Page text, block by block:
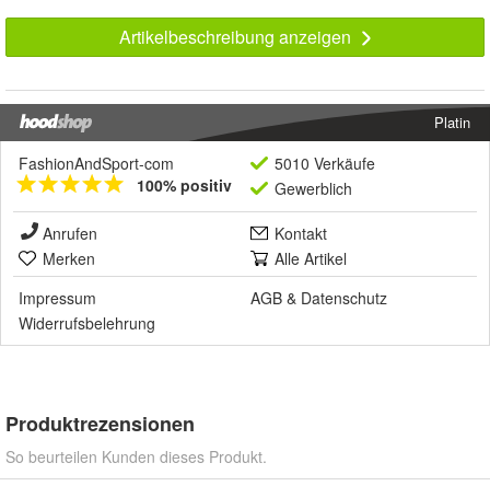
Artikelbeschreibung anzeigen
Platin
FashionAndSport-com
100% positiv
5010 Verkäufe
Gewerblich
Anrufen
Kontakt
Merken
Alle Artikel
Impressum
AGB & Datenschutz
Widerrufsbelehrung
Produktrezensionen
So beurteilen Kunden dieses Produkt.